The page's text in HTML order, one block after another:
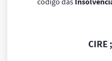
código das